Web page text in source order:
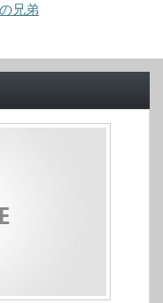
兄弟